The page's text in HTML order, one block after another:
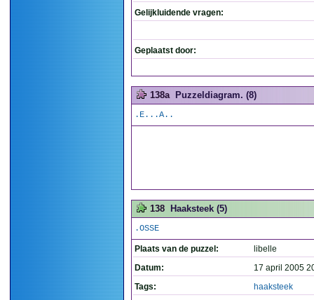
Gelijkluidende vragen:
Geplaatst door:
138a Puzzeldiagram. (8)
.E...A..
138 Haaksteek (5)
.OSSE
Plaats van de puzzel:
libelle
Datum:
17 april 2005
Tags:
haaksteek